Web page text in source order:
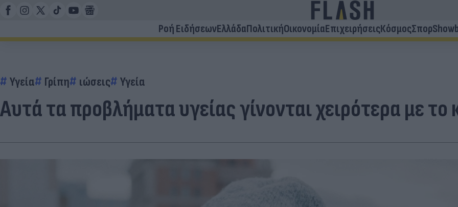
Ροή ΕιδήσεωνΕλλάδαΠολιτικήΟικονομίαΕπιχειρήσειςΚόσμοςΣπορ
Υγεία Γρίπη ιώσεις Υγεία
Αυτά τα προβλήματα υγείας γίνονται χειρότερα με το